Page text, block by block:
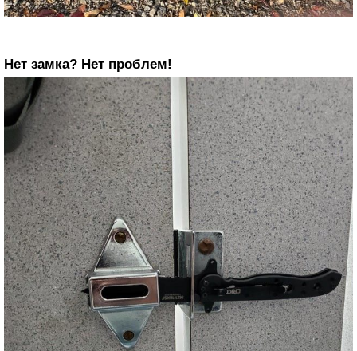
Нет замка? Нет проблем!